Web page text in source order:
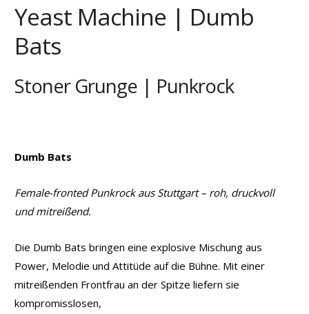
Yeast Machine | Dumb
Bats
Stoner Grunge | Punkrock
Dumb Bats
Female-fronted Punkrock aus Stuttgart – roh, druckvoll
und mitreißend.
Die Dumb Bats bringen eine explosive Mischung aus
Power, Melodie und Attitüde auf die Bühne. Mit einer
mitreißenden Frontfrau an der Spitze liefern sie
kompromisslosen,